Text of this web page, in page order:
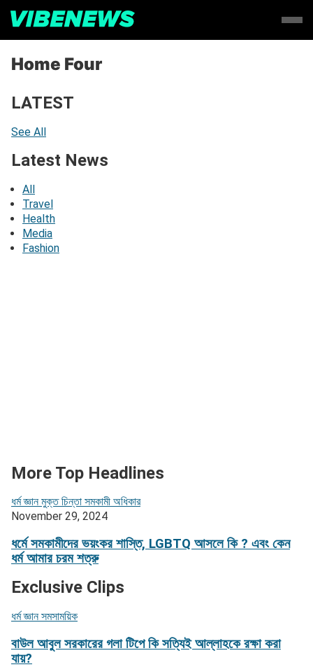
Home Four
LATEST
See All
Latest News
All
Travel
Health
Media
Fashion
More Top Headlines
ধর্ম জ্ঞানমুক্ত চিন্তা সমকামী অধিকার
November 29, 2024
ধর্মে সমকামীদের ভয়ংকর শাস্তি, LGBTQ আসলে কি ? এবং কেন
ধর্ম আমার চরম শত্রু
Exclusive Clips
ধর্ম জ্ঞানসমসাময়িক
বাউল আবুল সরকারের গলা টিপে কি সত্যিই আল্লাহকে রক্ষা করা
যায়?